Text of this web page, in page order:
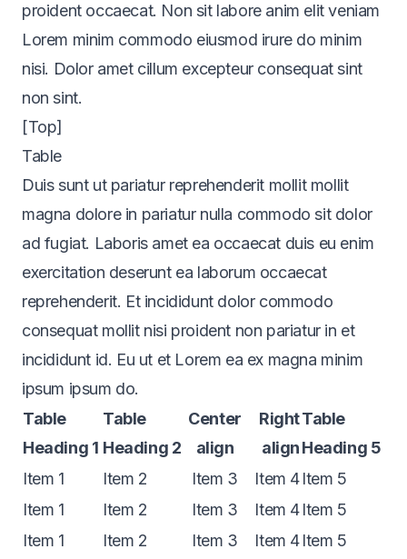
proident occaecat. Non sit labore anim elit veniam
Lorem minim commodo eiusmod irure do minim
nisi. Dolor amet cillum excepteur consequat sint
non sint.
[Top]
Table
Duis sunt ut pariatur reprehenderit mollit mollit
magna dolore in pariatur nulla commodo sit dolor
ad fugiat. Laboris amet ea occaecat duis eu enim
exercitation deserunt ea laborum occaecat
reprehenderit. Et incididunt dolor commodo
consequat mollit nisi proident non pariatur in et
incididunt id. Eu ut et Lorem ea ex magna minim
ipsum ipsum do.
Table
Heading 1
Table
Heading 2
Center
align
Right
align
Table
Heading 5
Item 1
Item 2 Item 3 Item 4Item 5
Item 1
Item 2 Item 3 Item 4Item 5
Item 1
Item 2 Item 3 Item 4Item 5